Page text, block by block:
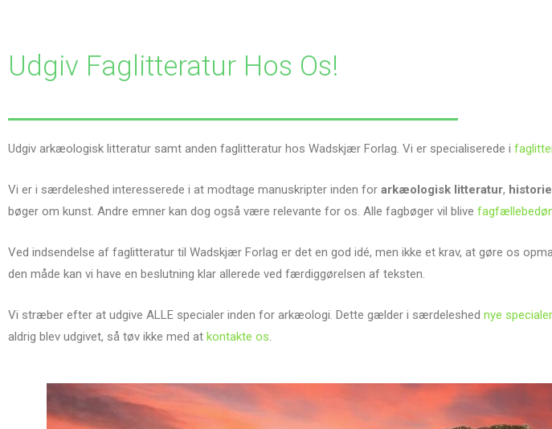
Udgiv Faglitteratur Hos Os!
Udgiv arkæologisk litteratur samt anden faglitteratur hos Wadskjær Forlag. Vi er specialiserede i
Vi er i særdeleshed interesserede i at modtage manuskripter inden for arkæologisk litteratur, historie
bøger om kunst. Andre emner kan dog også være relevante for os. Alle fagbøger vil blive
Ved indsendelse af faglitteratur til Wadskjær Forlag er det en god idé, men ikke et krav, at gøre os
den måde kan vi have en beslutning klar allerede ved færdiggørelsen af teksten.
Vi stræber efter at udgive ALLE specialer inden for arkæologi. Dette gælder i særdeleshed nye specialer
aldrig blev udgivet, så tøv ikke med at kontakte os.